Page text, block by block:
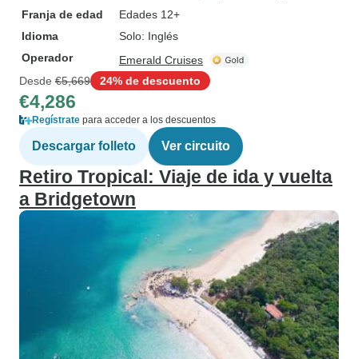
Franja de edad
Edades 12+
Idioma
Solo: Inglés
Operador
Emerald Cruises
Desde €5,669 24% de descuento
€4,286
Regístrate para acceder a los descuentos
Descargar folleto Ver circuito
Retiro Tropical: Viaje de ida y vuelta
a Bridgetown